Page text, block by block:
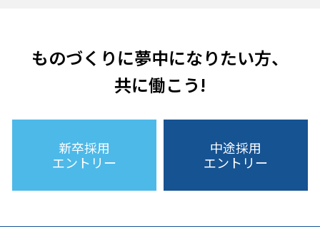
ものづくりに夢中になりたい方、
共に働こう!
新卒採用
エントリー
中途採用
エントリー